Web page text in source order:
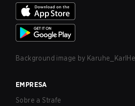
Background image by Karuhe_KarlHe
EMPRESA
Sobre a Strafe